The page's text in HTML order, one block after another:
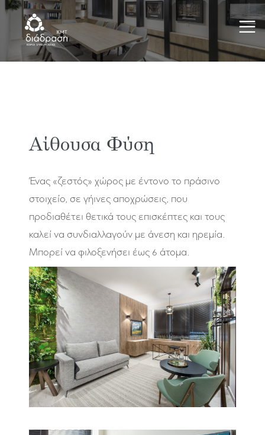
Αίθουσα Φύση
Ένας «ζεστός» χώρος με έντονο το πράσινο
στοιχείο, σε γήινες αποχρώσεις, που
προδιαθέτει θετικά τους επισκέπτες και τους
καλεί να συνδιαλλαγούν με άνεση και ηρεμία.
Μπορεί να φιλοξενήσει έως 6 άτομα.